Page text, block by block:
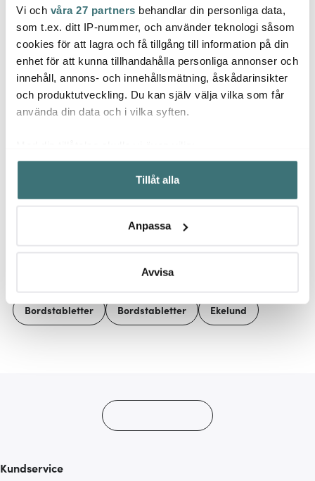
Vi och våra 27 partners behandlar din personliga data,
som t.ex. ditt IP-nummer, och använder teknologi såsom
cookies för att lagra och få tillgång till information på din
enhet för att kunna tillhandahålla personliga annonser och
innehåll, annons- och innehållsmätning, åskådarinsikter
och produktutveckling. Du kan själv välja vilka som får
använda din data och i vilka syften.
Samla in information om din geografiska plats som
kan ha en noggrannhet på upp till flera meter
Identifiera din enhet genom att aktivt skanna den för
Ta reda på mer om hur dina personliga uppgifter
Du kan ändra eller dra tillbaka ditt samtycke när som
Vi använder cookies för att innehållet och annonserna
Tillåt alla
Anpassa
Avvisa
Ekelund
Handduk Fiona 35x50
cm rosa
205 kr
I lager
Ekelund
Cats Fun handduk
35x50 cm
205 kr
I lager
cm
199
Låt dig inspireras av våra kunder
Bordstabletter Bordstabletter Ekelund
Kundservice